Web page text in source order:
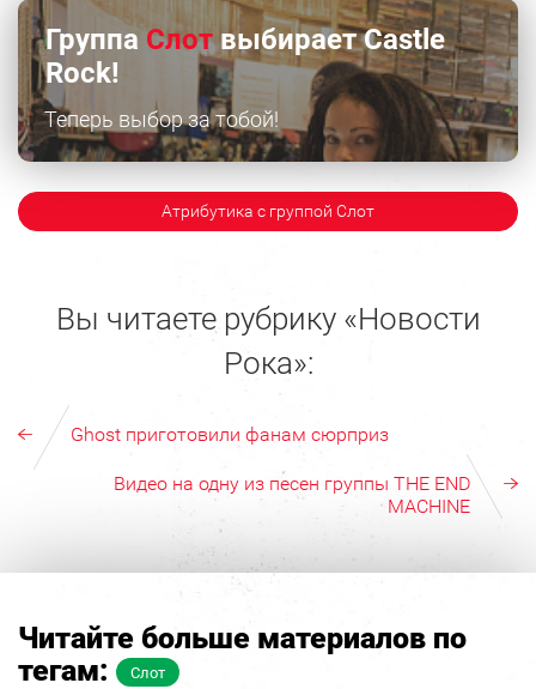
ГруппаСлотвыбирает Castle
Rock!
Теперь выбор за тобой!
Атрибутика с группой Слот
Вы читаете рубрику «Новости
Рока»:
Ghost приготовили фанам сюрприз
Видео на одну из песен группы THE END
MACHINE
Читайте больше материалов по
тегам:
Слот